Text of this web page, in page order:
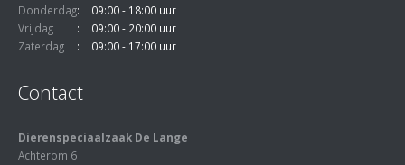
Donderdag
09:00 - 18:00 uur
Vrijdag
09:00 - 20:00 uur
Zaterdag
09:00 - 17:00 uur
Contact
Dierenspeciaalzaak De Lange
Achterom 6